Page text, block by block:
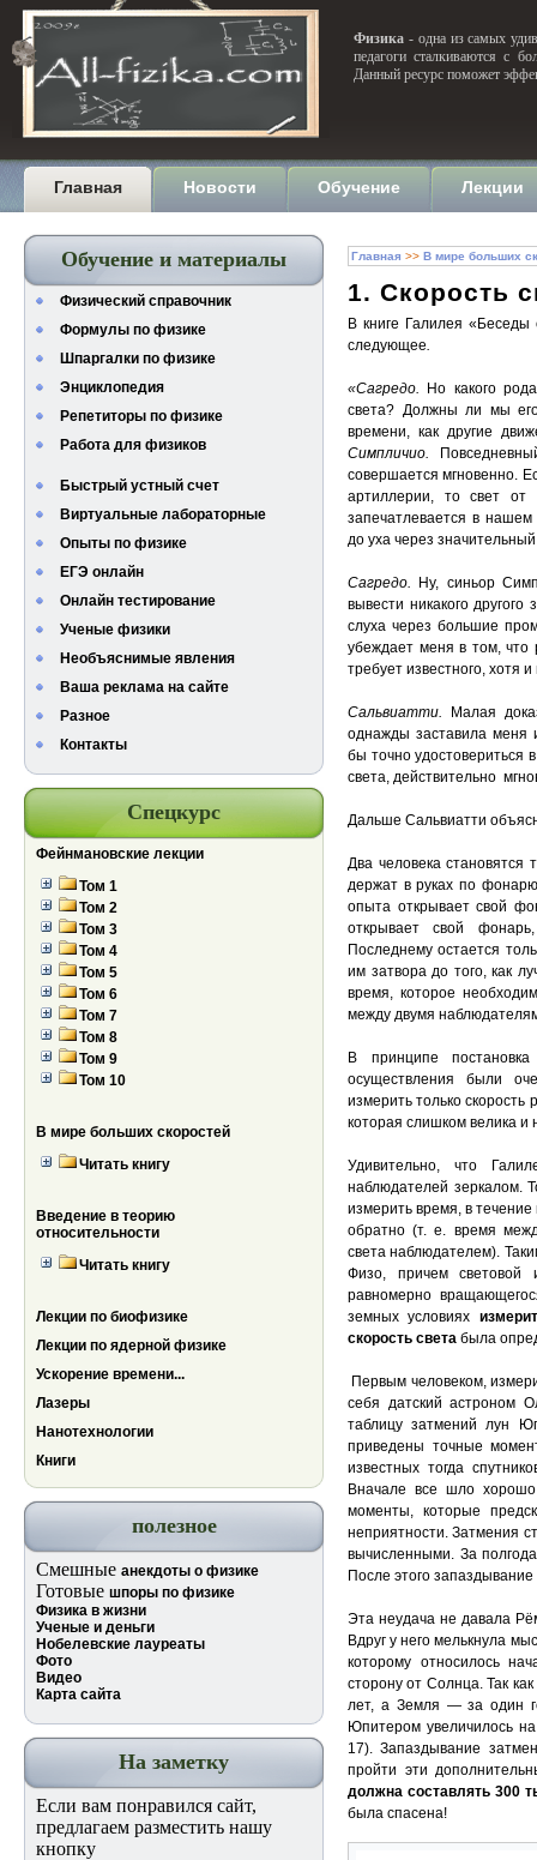
Физика - одна из самых
педагоги сталкиваются с
Данный ресурс поможет
Главная Новости Обучение Лекции
Обучение и материалы
Физический справочник
Формулы по физике
Шпаргалки по физике
Энциклопедия
Репетиторы по физике
Работа для физиков
Быстрый устный счет
Виртуальные лабораторные
Опыты по физике
ЕГЭ онлайн
Онлайн тестирование
Ученые физики
Необъяснимые явления
Ваша реклама на сайте
Разное
Контакты
Спецкурс
Фейнмановские лекции
Том 1
Том 2
Том 3
Том 4
Том 5
Том 6
Том 7
Том 8
Том 9
Том 10
В мире больших скоростей
Читать книгу
Введение в теорию
относительности
Читать книгу
Лекции по биофизике
Лекции по ядерной физике
Ускорение времени...
Лазеры
Нанотехнологии
Книги
полезное
Смешные анекдоты о физике
Готовые шпоры по физике
Физика в жизни
Ученые и деньги
Нобелевские лауреаты
Фото
Видео
Карта сайта
На заметку
Если вам понравился сайт,
предлагаем разместить нашу
кнопку
Главная >> В мире больших
1. Скорость
В книге Галилея
следующее.
«Сагредо.
Но какого
света? Должны ли мы
времени, как другие
Симпличио.
совершается мгновенно.
артиллерии, то свет от
запечатлевается в нашем
до уха через
Сагредо.
Ну, синьор
вывести никакого
слуха через большие
убеждает меня в том, что
требует известного, хотя
Сальвиатти.
Малая
однажды заставила меня
бы точно удостовериться
света, действительно
Дальше Сальвиатти
Два человека становятся
держат в руках по
опыта открывает свой
открывает свой
Последнему остается
им затвора до того, как
время, которое
между двумя
В принципе
осуществления были
измерить только скорость
которая слишком велика
Удивительно, что
наблюдателей зеркалом.
измерить время, в течение
обратно (т. е. время
света наблюдателем).
Физо, причем световой
равномерно
земных условиях
скорость света была
Первым человеком,
себя датский астроном
таблицу затмений лун
приведены точные
известных тогда
Вначале все шло
моменты, которые
неприятности. Затмения
вычисленными. За
После этого
Эта неудача не давала
Вдруг у него мелькнула
которому относилось
сторону от Солнца. Так
лет, а Земля — за один
Юпитером увеличилось
17). Запаздывание
пройти эти
должна составлять 300
была спасена!